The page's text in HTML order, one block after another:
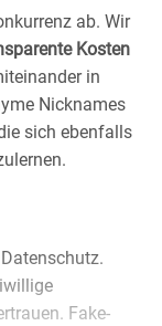
ab. Wir
Kosten
in
Nicknames
sich ebenfalls
Fake-